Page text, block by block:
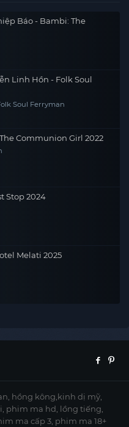
Báo - Bambi: The
Linh Hồn - Folk Soul
& crew IMDbPro Folk Soul Ferryman
Communion Girl 2022
Stop 2024
Melati 2025
hồng kông,kinh dị mỹ,
phim ma hd, lồng tiếng,
ma cấp 3, phim ma 18+